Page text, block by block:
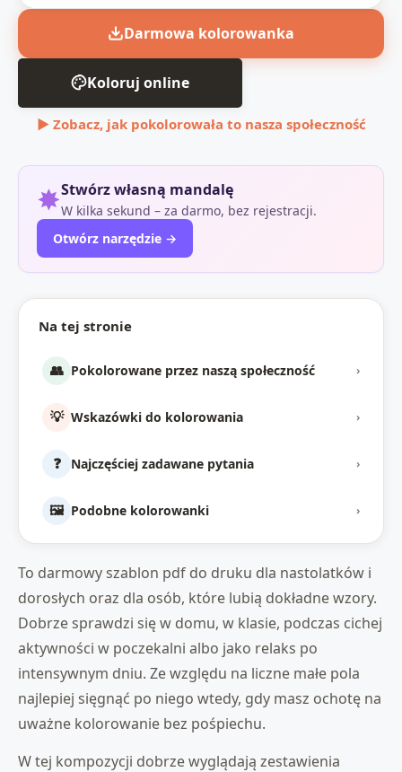
Na tej stronie
👥 Pokolorowane przez naszą społeczność ›
💡 Wskazówki do kolorowania ›
❓ Najczęściej zadawane pytania ›
🖼️ Podobne kolorowanki ›
Darmowa kolorowanka
Koloruj online
▶ Zobacz, jak pokolorowała to nasza społeczność
✸Stwórz własną mandalę
W kilka sekund – za darmo, bez rejestracji.
Otwórz narzędzie →
To darmowy szablon pdf do druku dla nastolatków i
dorosłych oraz dla osób, które lubią dokładne wzory.
Dobrze sprawdzi się w domu, w klasie, podczas cichej
aktywności w poczekalni albo jako relaks po
intensywnym dniu. Ze względu na liczne małe pola
najlepiej sięgnąć po niego wtedy, gdy masz ochotę na
uważne kolorowanie bez pośpiechu.
W tej kompozycji dobrze wyglądają zestawienia